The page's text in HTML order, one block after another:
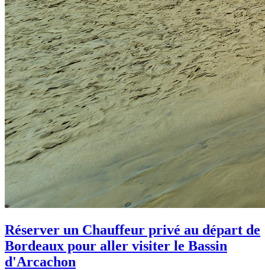
Réserver un Chauffeur privé au départ de
Bordeaux pour aller visiter le Bassin
d'Arcachon